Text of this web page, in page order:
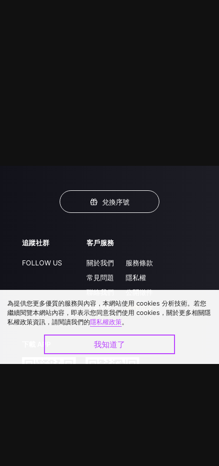
兌換序號
追蹤社群
FOLLOW US
客戶服務
關於我們
常見問題
聯絡我們
升級VIP
服務條款
隱私權
公開徵件
合作洽談
為提供您更多優質的服務與內容，本網站使用 cookies 分析技術。若您
繼續閱覽本網站內容，即表示您同意我們使用 cookies，關於更多相關隱
私權政策資訊，請閱讀我們的隱私權政策。
我知道了